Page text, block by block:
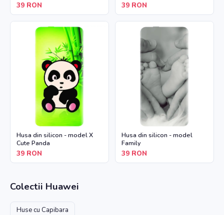
39 RON 39 RON
Husa din silicon - model X
Cute Panda
39 RON
Husa din silicon - model
Family
39 RON
Colectii Huawei
Huse cu Capibara